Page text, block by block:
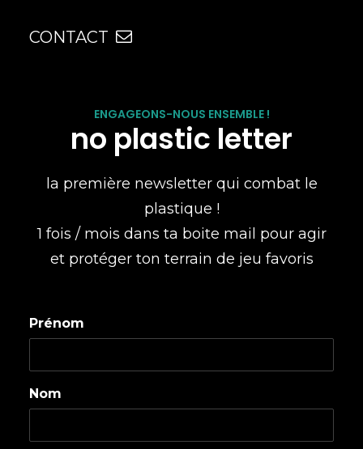
CONTACT
ENGAGEONS-NOUS ENSEMBLE !
no plastic letter
la première newsletter qui combat le
plastique !
1 fois / mois dans ta boite mail pour agir
et protéger ton terrain de jeu favoris
Prénom
Nom